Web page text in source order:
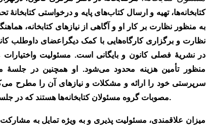
کتابخانه‌ها، تهیه و ارسال کتاب‌های پایه و درخواستی
به منظور نظارت بر کار او و آگاهی از نیازهای کتابخانه،
نظارت و برگزاری کارگاه‌هایی با کمک دیگراعضای داوطلب
در نشریۀ فصلی کانون و بایگانی است. مسئولیت
منظور تأمین هزینه محدود ‌می‌شود. او همچنین در جلسۀ
سرپرستی خود را ارائه و مشکلات و نیازهای آن را مطرح
مصوبات گروه مسئولان کتابخانه‌ها هستند که در جلسات ماهانه با حضور مدیر اجرایی کانون تصویب ‌می‌شوند.
میزان علاقمندی، مسئولیت پذیری و به ویژه تمایل به